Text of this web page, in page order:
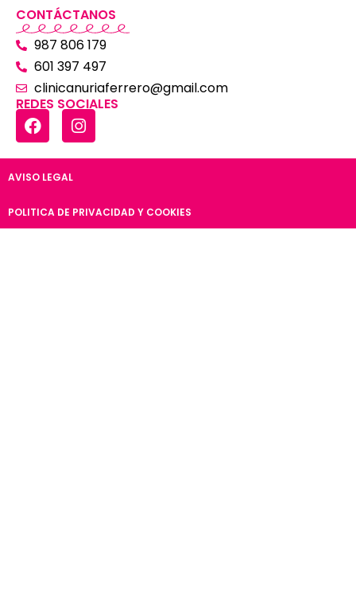
CONTÁCTANOS
987 806 179
601 397 497
clinicanuriaferrero@gmail.com
REDES SOCIALES
AVISO LEGAL
POLITICA DE PRIVACIDAD Y COOKIES